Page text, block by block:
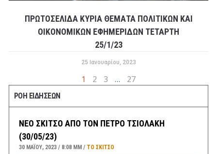
ΠΡΩΤΟΣΕΛΙΔΑ ΚΥΡΙΑ ΘΕΜΑΤΑ ΠΟΛΙΤΙΚΩΝ ΚΑΙ
ΟΙΚΟΝΟΜΙΚΩΝ ΕΦΗΜΕΡΙΔΩΝ ΤΕΤΑΡΤΗ
25/1/23
25 Ιανουαρίου, 2023
1 2 3 … 27
ΡΟΗ ΕΙΔΗΣΕΩΝ
ΝΕΟ ΣΚΙΤΣΟ ΑΠΟ ΤΟΝ ΠΕΤΡΟ ΤΣΙΟΛΑΚΗ
(30/05/23)
30 ΜΑΪ́ΟΥ, 2023 8:08 ΜΜ ΤΟ ΣΚΊΤΣΟ